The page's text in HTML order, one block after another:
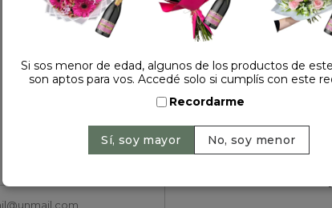
Si sos menor de edad, algunos de los productos de
son aptos para vos. Accedé solo si cumplís con este
Recordarme